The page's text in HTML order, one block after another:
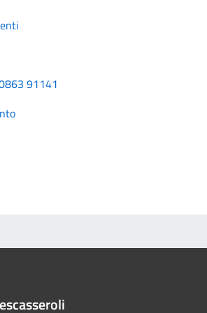
91141